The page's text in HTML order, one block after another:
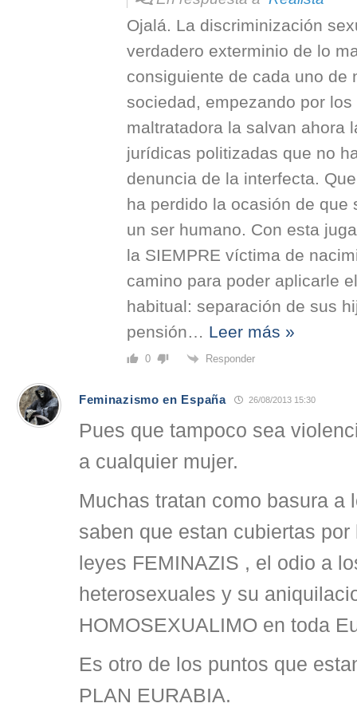
Ojalá. La discriminización
verdadero exterminio de lo
consiguiente de cada uno de
sociedad, empezando por los
maltratadora la salvan ahora
jurídicas politizadas que no
denuncia de la interfecta.
ha perdido la ocasión de que
un ser humano. Con esta
la SIEMPRE víctima de
camino para poder aplicarle
habitual: separación de sus
pensión… Leer más »
0 Responder
Feminazismo en España 26/08/2013 15:30
Pues que tampoco sea
a cualquier mujer.
Muchas tratan como basura a
saben que estan cubiertas
leyes FEMINAZIS , el odio a
heterosexuales y su
HOMOSEXUALIMO en toda
Es otro de los puntos que
PLAN EURABIA.